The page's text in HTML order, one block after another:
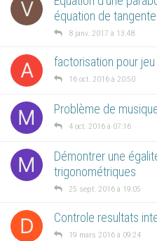
V
équation de tangente
8 janv. 2017 à 13:48
A factorisation pour
16 oct. 2016 à 20:50
M Problème de
4 oct. 2016 à 07:16
M
Démontrer une
trigonométriques
25 sept. 2016 à 19:05
D Controle resultats
19 mars 2016 à 09:24